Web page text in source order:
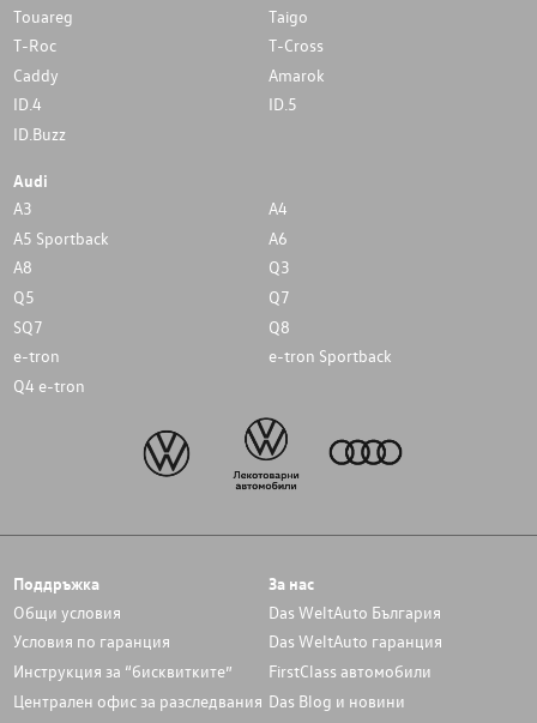
Touareg
Taigo
T-Roc
T-Cross
Caddy
Amarok
ID.4
ID.5
ID.Buzz
Audi
A3
A4
A5 Sportback
A6
A8
Q3
Q5
Q7
SQ7
Q8
e-tron
e-tron Sportback
Q4 e-tron
Поддръжка
Общи условия
Условия по гаранция
Инструкция за “бисквитките”
Централен офис за разследвания
За нас
Das WeltAuto България
Das WeltAuto гаранция
FirstClass автомобили
Das Blog и новини